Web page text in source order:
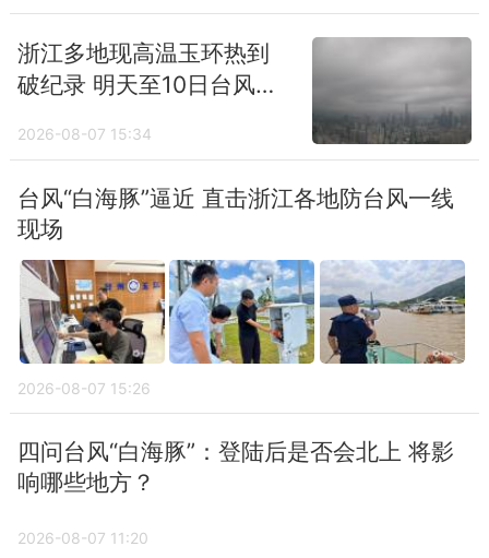
浙江多地现高温玉环热到
破纪录 明天至10日台风携
2026-08-07 15:34
台风“白海豚”逼近 直击浙江各地防台风一线
现场
2026-08-07 15:26
四问台风“白海豚”：登陆后是否会北上 将影
响哪些地方？
2026-08-07 11:20